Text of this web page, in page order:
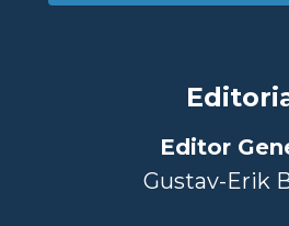
Editor
Gustav-Erik